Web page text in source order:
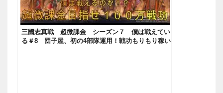
三國志真戦 超微課金 シーズン７ 僕は戦えてい
る＃8 団子屋、初の4部隊運用！戦功もりもり稼い